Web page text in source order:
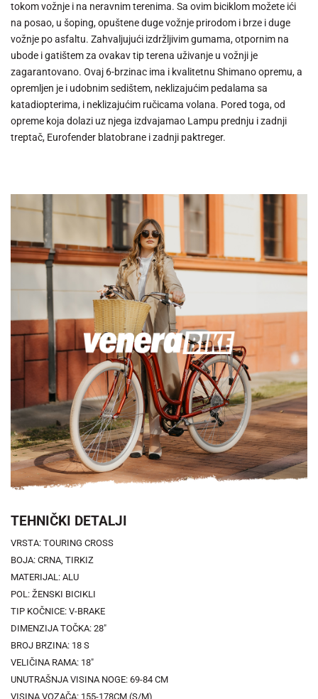
tokom vožnje i na neravnim terenima. Sa ovim biciklom možete ići
na posao, u šoping, opuštene duge vožnje prirodom i brze i duge
vožnje po asfaltu. Zahvaljujući izdržljivim gumama, otpornim na
ubode i gatištem za ovakav tip terena uživanje u vožnji je
zagarantovano. Ovaj 6-brzinac ima i kvalitetnu Shimano opremu, a
opremljen je i udobnim sedištem, neklizajućim pedalama sa
katadiopterima, i neklizajućim ručicama volana. Pored toga, od
opreme koja dolazi uz njega izdvajamao Lampu prednju i zadnji
treptač, Eurofender blatobrane i zadnji paktreger.
TEHNIČKI DETALJI
VRSTA: TOURING CROSS
BOJA: CRNA, TIRKIZ
MATERIJAL: ALU
POL: ŽENSKI BICIKLI
TIP KOČNICE: V-BRAKE
DIMENZIJA TOČKA: 28"
BROJ BRZINA: 18 S
VELIČINA RAMA: 18"
UNUTRAŠNJA VISINA NOGE: 69-84 CM
VISINA VOZAČA: 155-178CM (S/M)